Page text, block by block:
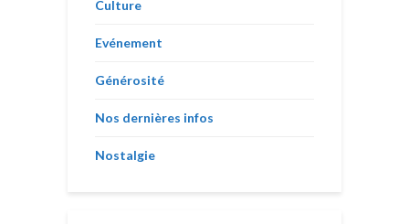
Culture
Evénement
Générosité
Nos dernières infos
Nostalgie